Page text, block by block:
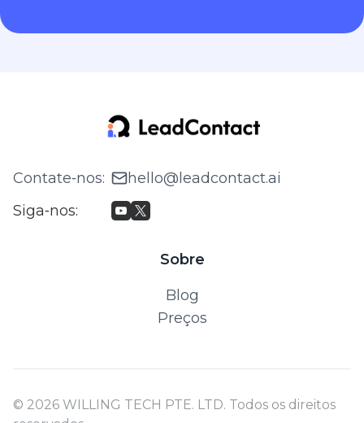
Contate‑nos:
hello@leadcontact.ai
Siga‑nos:
Sobre
Blog
Preços
© 2026 WILLING TECH PTE. LTD. Todos os direitos